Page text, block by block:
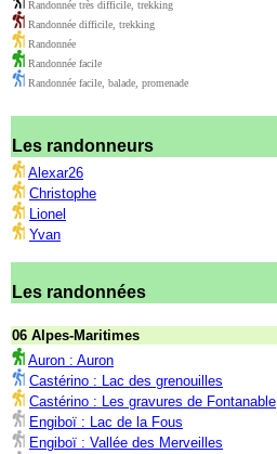
Randonnée très difficile, trekking
Randonnée difficile, trekking
Randonnée
Randonnée facile
Randonnée facile, balade, promenade
Les randonneurs
Alexar26
Christophe
Lionel
Yvan
Les randonnées
06 Alpes-Maritimes
Auron : Auron
Castérino : Lac des grenouilles
Castérino : Les gravures de Fontanable
Engiboï : Lac de la Fous
Engiboï : Vallée des Merveilles